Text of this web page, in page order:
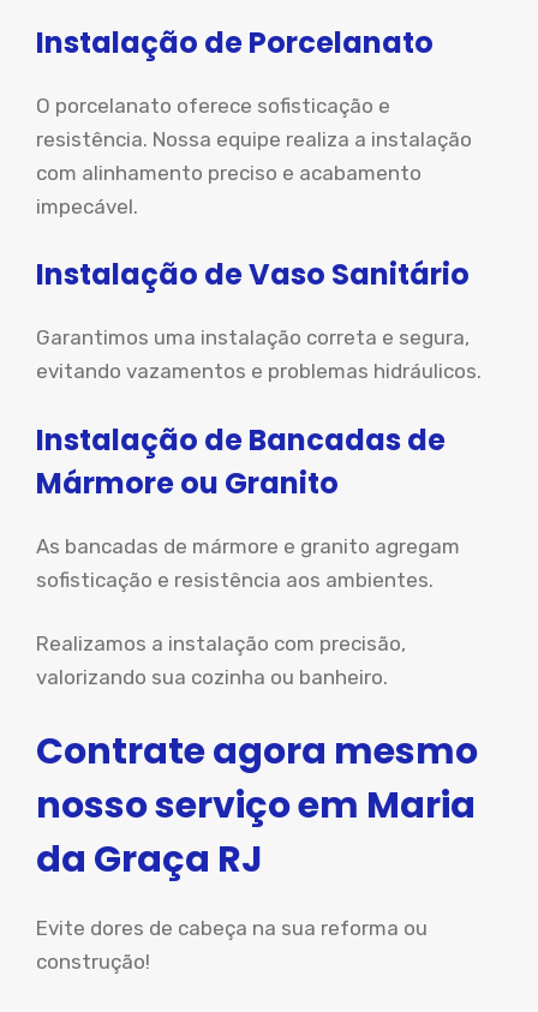
Instalação de Porcelanato
O porcelanato oferece sofisticação e
resistência. Nossa equipe realiza a instalação
com alinhamento preciso e acabamento
impecável.
Instalação de Vaso Sanitário
Garantimos uma instalação correta e segura,
evitando vazamentos e problemas hidráulicos.
Instalação de Bancadas de
Mármore ou Granito
As bancadas de mármore e granito agregam
sofisticação e resistência aos ambientes.
Realizamos a instalação com precisão,
valorizando sua cozinha ou banheiro.
Contrate agora mesmo
nosso serviço em Maria
da Graça RJ
Evite dores de cabeça na sua reforma ou
construção!